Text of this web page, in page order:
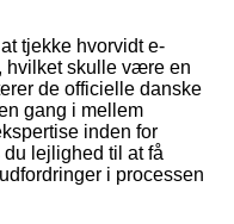
tjekke hvorvidt e-
hvilket skulle være en
de officielle danske
gang i mellem
inden for
lejlighed til at få
i processen